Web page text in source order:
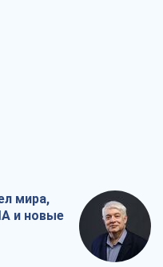
мира,
и новые